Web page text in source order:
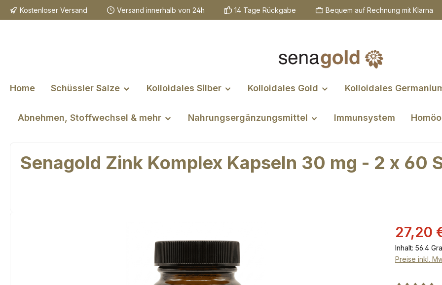
Hauptinhalt springen
Zur Suche springen
Zur Hauptnavigation springen
Kostenloser Versand Versand innerhalb von 24h 14 Tage Rückgabe Bequem auf Rechnung mit Klarna
Home Schüssler Salze Kolloidales Silber Kolloidales Gold Kolloidales
Abnehmen, Stoffwechsel & mehr Nahrungsergänzungsmittel Immunsystem
Senagold Zink Komplex Kapseln 30 mg - 2 x 60
27,20
Inhalt: 56.4
Preise inkl.